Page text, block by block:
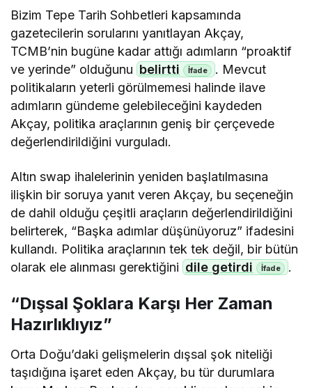
Bizim Tepe Tarih Sohbetleri kapsamında
gazetecilerin sorularını yanıtlayan Akçay,
TCMB’nin bugüne kadar attığı adımların “proaktif
ve yerinde” olduğunu belirtti
. Mevcut
politikaların yeterli görülmemesi halinde ilave
adımların gündeme gelebileceğini kaydeden
Akçay, politika araçlarının geniş bir çerçevede
değerlendirildiğini vurguladı.
Altın swap ihalelerinin yeniden başlatılmasına
ilişkin bir soruya yanıt veren Akçay, bu seçeneğin
de dahil olduğu çeşitli araçların değerlendirildiğini
belirterek, “Başka adımlar düşünüyoruz” ifadesini
kullandı. Politika araçlarının tek tek değil, bir bütün
olarak ele alınması gerektiğini dile getirdi .
“Dışsal Şoklara Karşı Her Zaman
Hazırlıklıyız”
Orta Doğu’daki gelişmelerin dışsal şok niteliği
taşıdığına işaret eden Akçay, bu tür durumlara